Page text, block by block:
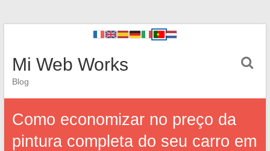
Mi Web Works
Blog
Como economizar no preço da
pintura completa do seu carro em